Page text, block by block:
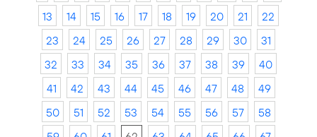
13
14 15 16 17 18 19 20 21
22
23
24 25 26 27 28 29 30
31
32
33 34 35 36 37 38 39
40
41
42 43 44 45 46 47 48
49
50
51 52 53 54 55 56 57
58